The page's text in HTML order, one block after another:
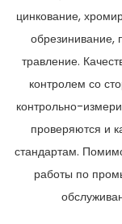
цинкование,
обрезинивание,
травление.
контролем со
контрольно-
проверяются и
стандартам.
работы по